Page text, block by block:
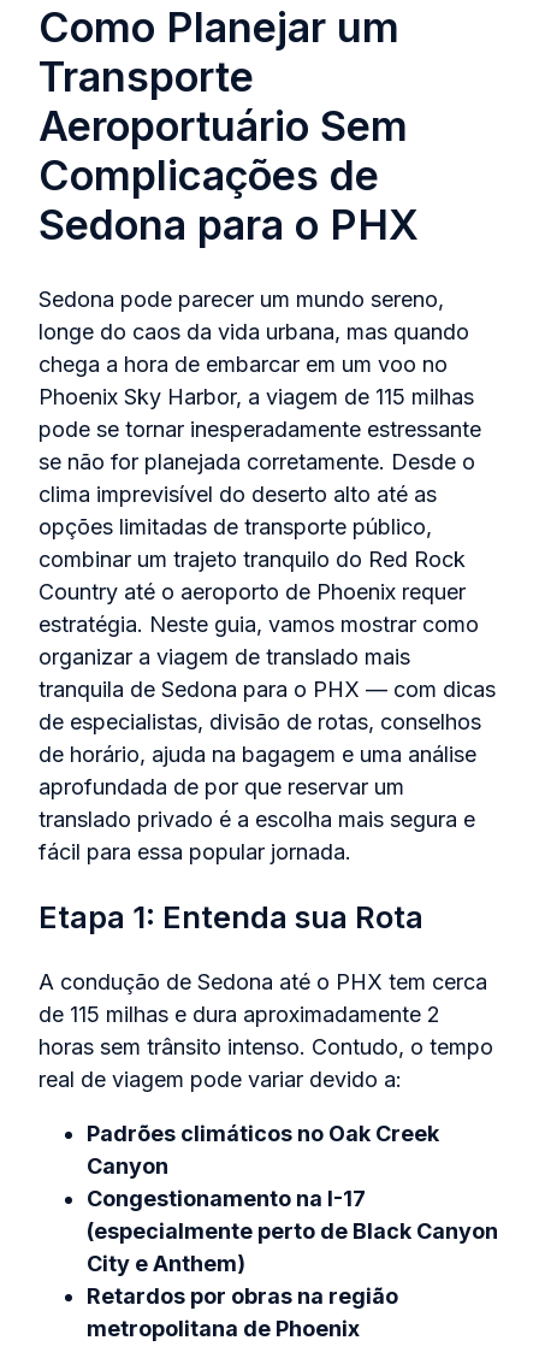
Como Planejar um
Transporte
Aeroportuário Sem
Complicações de
Sedona para o PHX
Sedona pode parecer um mundo sereno,
longe do caos da vida urbana, mas quando
chega a hora de embarcar em um voo no
Phoenix Sky Harbor, a viagem de 115 milhas
pode se tornar inesperadamente estressante
se não for planejada corretamente. Desde o
clima imprevisível do deserto alto até as
opções limitadas de transporte público,
combinar um trajeto tranquilo do Red Rock
Country até o aeroporto de Phoenix requer
estratégia. Neste guia, vamos mostrar como
organizar a viagem de translado mais
tranquila de Sedona para o PHX — com dicas
de especialistas, divisão de rotas, conselhos
de horário, ajuda na bagagem e uma análise
aprofundada de por que reservar um
translado privado é a escolha mais segura e
fácil para essa popular jornada.
Etapa 1: Entenda sua Rota
A condução de Sedona até o PHX tem cerca
de 115 milhas e dura aproximadamente 2
horas sem trânsito intenso. Contudo, o tempo
real de viagem pode variar devido a:
Padrões climáticos no Oak Creek
Canyon
Congestionamento na I-17
(especialmente perto de Black Canyon
City e Anthem)
Retardos por obras na região
metropolitana de Phoenix